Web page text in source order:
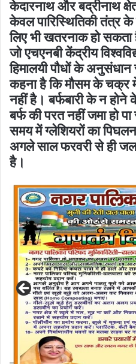
केदारनाथ और बद्रीनाथ
केवल पारिस्थितिकी तंत्र
लिए भी खतरनाक हो सकता
जो एचएनबी केंद्रीय
हिमालयी पौधों के
कहना है कि मौसम के चक्र
नहीं है। बर्फबारी के न होने
बर्फ की परत नहीं जमा हो
समय में ग्लेशियरों का
अगले साल फरवरी से ही
है।